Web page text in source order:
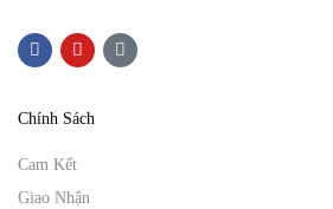
Chính Sách
Cam Kết
Giao Nhận